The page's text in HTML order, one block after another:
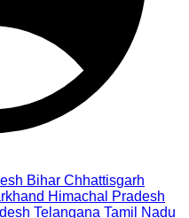
Bihar Chhattisgarh
Himachal Pradesh
Telangana Tamil Nadu